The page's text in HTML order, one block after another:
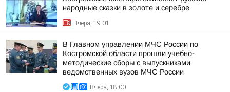
народные сказки в золоте и серебре
Вчера, 19:01
В Главном управлении МЧС России по
Костромской области прошли учебно-
методические сборы с выпускниками
ведомственных вузов МЧС России
Вчера, 18:00